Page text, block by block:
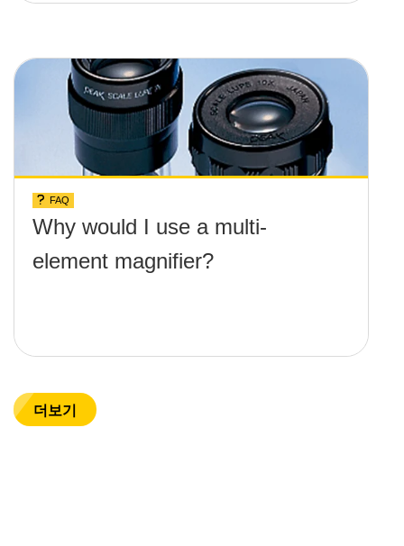
FAQ
Why would I use a multi-
element magnifier?
더보기